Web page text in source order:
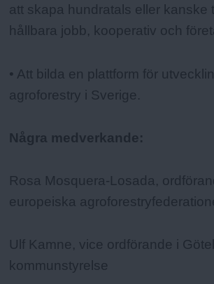
att skapa hundratals eller kanske
hållbara jobb, kooperativ och
• Att bilda en plattform för
agroforestry i Sverige.
Några medverkande:
Rosa Mosquera-Losada,
europeiska
Ulf Kamne, vice ordförande i
kommunstyrelse